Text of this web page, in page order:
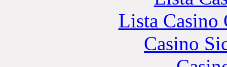
Lista
Casino